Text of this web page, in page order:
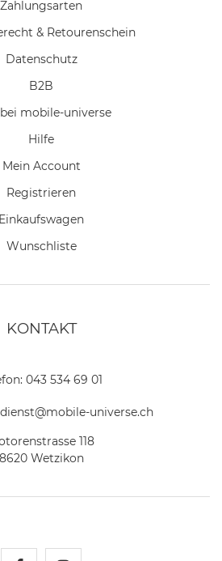
Zahlungsarten
& Retourenschein
Datenschutz
B2B
mobile-universe
Hilfe
Mein Account
Registrieren
Einkaufswagen
Wunschliste
KONTAKT
043 534 69 01
universe.ch
118
8620 Wetzikon